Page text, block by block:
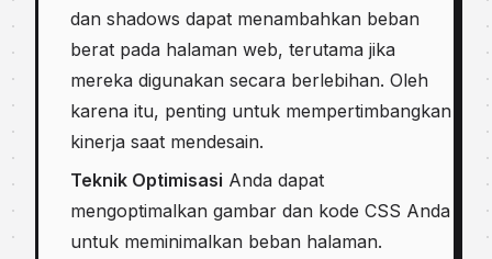
dan shadows dapat menambahkan beban
berat pada halaman web, terutama jika
mereka digunakan secara berlebihan. Oleh
karena itu, penting untuk mempertimbangkan
kinerja saat mendesain.
Teknik Optimisasi Anda dapat
mengoptimalkan gambar dan kode CSS Anda
untuk meminimalkan beban halaman.